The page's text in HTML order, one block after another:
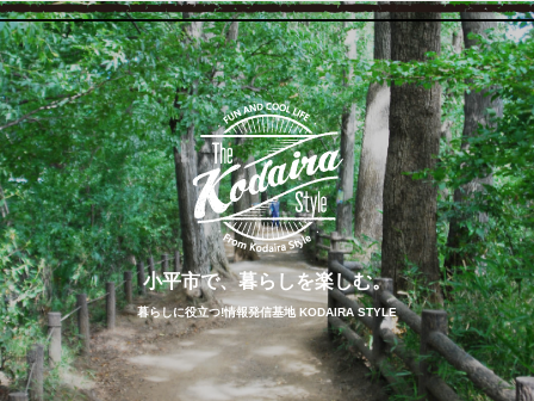
小平市で、暮らしを楽しむ。
暮らしに役立つ!情報発信基地 KODAIRA STYLE